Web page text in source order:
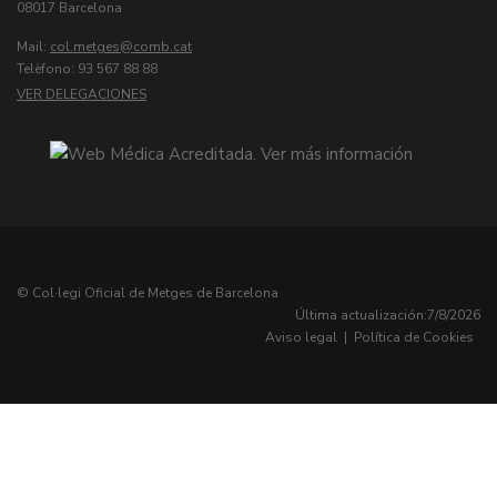
08017 Barcelona
Mail: col.metges
Telèfono: 93 567 88 88
VER DELEGACIONES
© Col·legi Oficial de Metges de Barcelona
Última actualización:7/8/2026
Aviso legal | Política de Cookies